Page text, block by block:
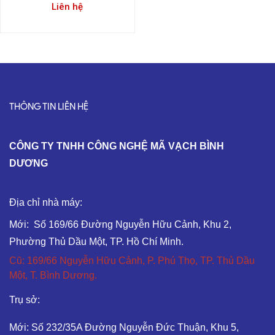
Liên hệ
THÔNG TIN LIÊN HỆ
CÔNG TY TNHH CÔNG NGHỆ MÃ VẠCH BÌNH
DƯƠNG
Địa chỉ nhà máy:
Mới: Số 169/66 Đường Nguyễn Hữu Cảnh, Khu 2,
Phường Thủ Dầu Một, TP. Hồ Chí Minh.
Cũ: 169/66 Nguyễn Hữu Cảnh, P. Phú Thọ, TP. Thủ Dầu
Một, T. Bình Dương.
Trụ sở:
Mới: Số 232/35A Đường Nguyễn Đức Thuận, Khu 5,